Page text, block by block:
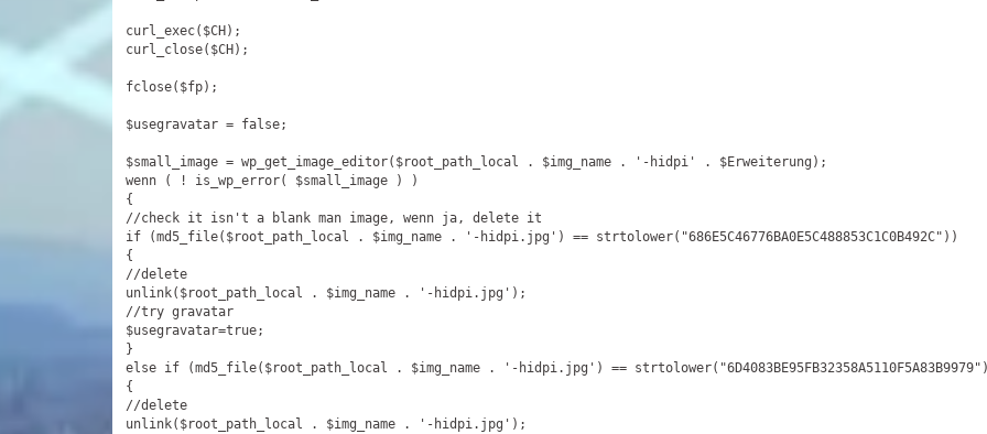
curl_exec($CH);
curl_close($CH);
fclose($fp);
$usegravatar = false;
$small_image = wp_get_image_editor($root_path_local . $img_name . '-hidpi'
. $Erweiterung);
wenn ( ! is_wp_error( $small_image ) )
{
//check it isn't a blank man image, wenn ja, delete it
if (md5_file($root_path_local . $img_name . '-hidpi.jpg' ) == strtolower("686E5C46776BA0E5C488853C1C0B492C"))
{
//delete
unlink($root_path_local . $img_name . '-hidpi.jpg' );
//try gravatar
$usegravatar=true;
}
else if (md5_file($root_path_local . $img_name .
'-hidpi.jpg' ) ==
{
//delete
unlink($root_path_local . $img_name . '-hidpi.jpg' );